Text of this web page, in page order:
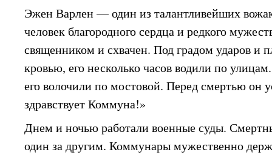
Эжен Варлен — один из талантливейших
человек благородного сердца и редкого
священником и схвачен. Под градом ударов и
кровью, его несколько часов водили по
его волочили по мостовой. Перед смертью он
здравствует Коммуна!»
Днем и ночью работали военные суды.
один за другим. Коммунары мужественно